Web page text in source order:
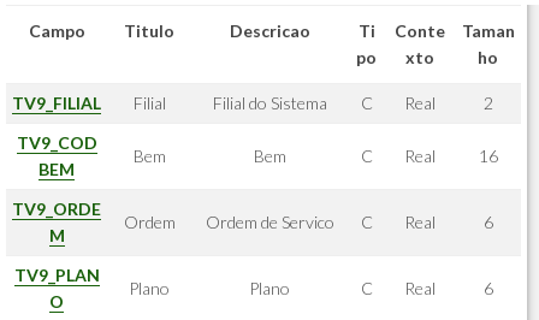
Campo Titulo Descricao
Ti
po
Conte
xto
Taman
ho
TV9_FILIAL Filial Filial do Sistema C Real
2
TV9_COD
BEM
Bem Bem C Real 16
TV9_ORDE
M
Ordem Ordem de Servico C Real 6
TV9_PLAN
O
Plano Plano C Real 6